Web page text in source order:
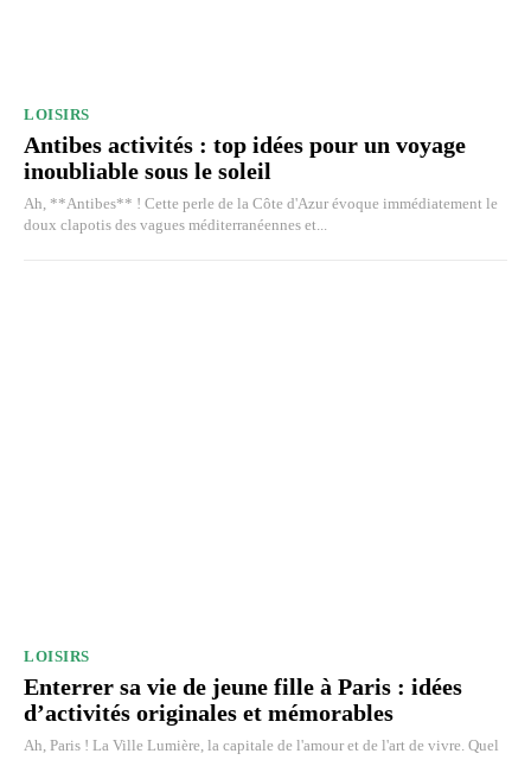
LOISIRS
Antibes activités : top idées pour un voyage
inoubliable sous le soleil
Ah, **Antibes** ! Cette perle de la Côte d'Azur évoque immédiatement le
doux clapotis des vagues méditerranéennes et...
LOISIRS
Enterrer sa vie de jeune fille à Paris : idées
d’activités originales et mémorables
Ah, Paris ! La Ville Lumière, la capitale de l'amour et de l'art de vivre. Quel